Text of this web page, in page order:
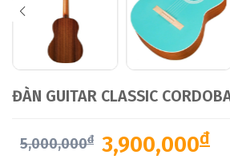
ĐÀN GUITAR CLASSIC
5,000,000đ 3,900,000đ